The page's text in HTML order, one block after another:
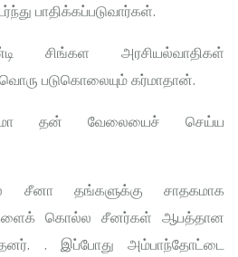
பாதிக்கப்படுவார்கள்.
சிங்கள அரசியல்வாதிகள்
படுகொலையும் கர்மாதான்.
தன் வேலையைச் செய்ய
சீனா தங்களுக்கு சாதகமாக
கொல்ல சீனர்கள் ஆபத்தான
. இப்போது அம்பாந்தோட்டை